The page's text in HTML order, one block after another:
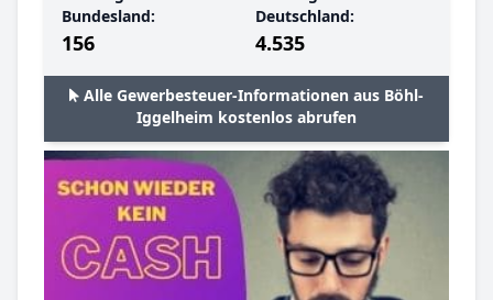
Bundesland:
156
Deutschland:
4.535
Alle Gewerbesteuer-Informationen aus Böhl-
Iggelheim kostenlos abrufen